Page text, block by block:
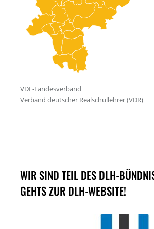
WIR SIND TEIL DES DLH-
GEHTS ZUR DLH-WEBSITE!